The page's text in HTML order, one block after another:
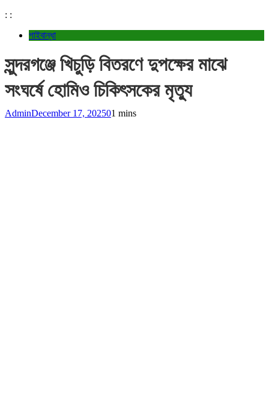
: :
গাইবান্ধা
সুন্দরগঞ্জে খিচুড়ি বিতরণে দুপক্ষের মাঝে
সংঘর্ষে হোমিও চিকিৎসকের মৃত্যু
AdminDecember 17, 202501 mins